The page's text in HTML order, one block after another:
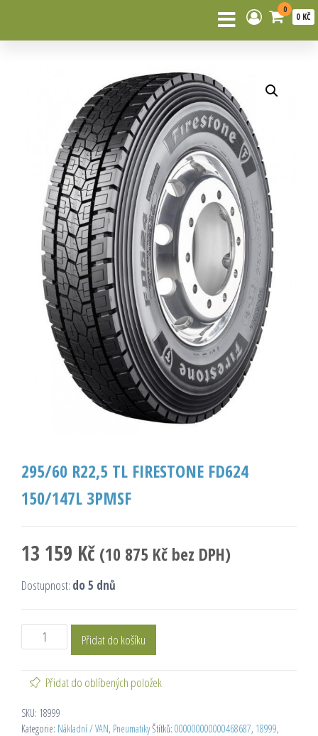
0
0 KČ
295/60 R22,5 TL FIRESTONE FD624
150/147L 3PMSF
13 159 Kč (10 875 Kč bez DPH)
Dostupnost: do 5 dnů
Přidat do košíku
Přidat do oblíbených položek
SKU: 18999
Kategorie: Nákladní / VAN, PneumatikyŠtítků: 000000000000468687, 18999,